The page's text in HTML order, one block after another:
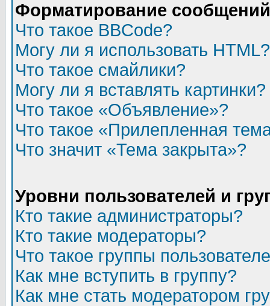
Форматирование
Что такое BBCode?
Могу ли я использовать HTML?
Что такое смайлики?
Могу ли я вставлять картинки?
Что такое «Объявление»?
Что такое «Прилепленная
Что значит «Тема закрыта»?
Уровни пользователей и
Кто такие администраторы?
Кто такие модераторы?
Что такое группы
Как мне вступить в группу?
Как мне стать модератором